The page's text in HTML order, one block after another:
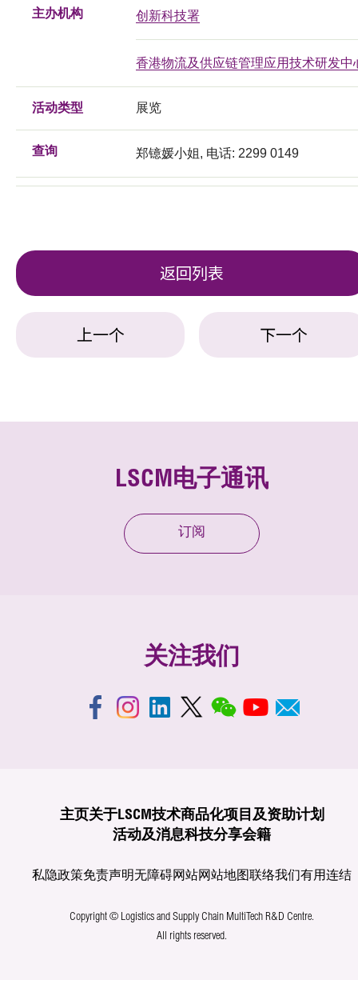
主办机构 创新科技署
香港物流及供应链管理应用技术研发中
活动类型 展览
查询 郑镱媛小姐, 电话: 2299 0149
返回列表
上一个 下一个
LSCM电子通讯
订阅
关注我们
主页关于LSCM技术商品化项目及资助计划
活动及消息科技分享会籍
私隐政策免责声明无障碍网站网站地图联络我们有用连结
Copyright © Logistics and Supply Chain MultiTech R&D Centre.
All rights reserved.